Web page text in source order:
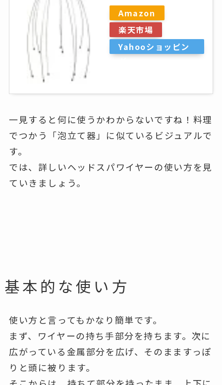
Amazon
楽天市場
Yahooショッピン
一見すると何に使うかわからないですね！料理
でつかう「泡立て器」に似ているビジュアルで
す。
では、詳しいヘッドスパワイヤーの使い方を見
ていきましょう。
基本的な使い方
使い方と言ってもかなり簡単です。
まず、ワイヤーの持ち手部分を持ちます。次に
広がっている金属部分を広げ、そのまますっぽ
りと頭に被ります。